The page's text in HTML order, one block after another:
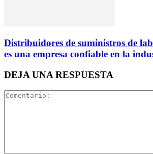
Distribuidores de suministros de
es una empresa confiable en la
DEJA UNA RESPUESTA